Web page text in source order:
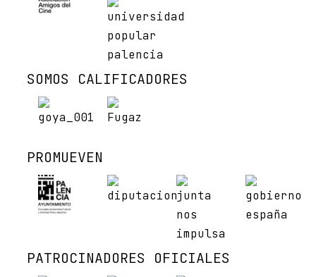
SOMOS CALIFICADORES
PROMUEVEN
PATROCINADORES OFICIALES